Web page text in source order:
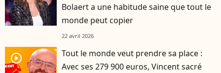
Bolaert a une habitude saine que tout le
monde peut copier
22 avril 2026
player2
Tout le monde veut prendre sa place :
Avec ses 279 900 euros, Vincent sacré